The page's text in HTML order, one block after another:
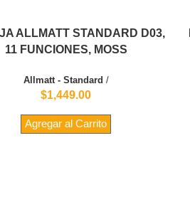
ALLMATT STANDARD D03,
11 FUNCIONES, MOSS
Allmatt - Standard /
$1,449.00
Agregar al Carrito